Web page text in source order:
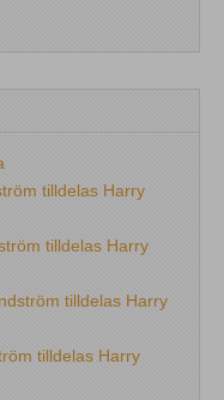
tilldelas Harry
tilldelas Harry
tilldelas Harry
tilldelas Harry